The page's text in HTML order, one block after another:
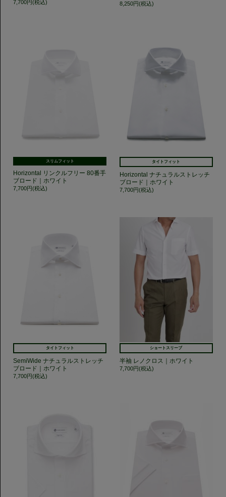
7,700円(税込) 8,250円(税込)
スリムフィット
Horizontal リンクルフリー 80番手
ブロード｜ホワイト
7,700円(税込)
タイトフィット
Horizontal ナチュラルストレッチ
ブロード｜ホワイト
7,700円(税込)
タイトフィット
SemiWide ナチュラルストレッチ
ブロード｜ホワイト
7,700円(税込)
ショートスリーブ
半袖 レノクロス｜ホワイト
7,700円(税込)